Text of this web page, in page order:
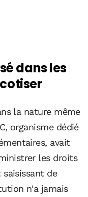
dans les
la nature même
organisme dédié
avait
les droits
saisissant de
n'a jamais